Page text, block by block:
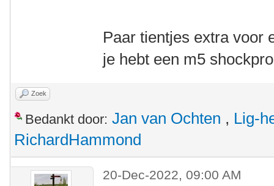
Paar tientjes extra voor
je hebt een m5
Zoek
Bedankt door: Jan van Ochten , Lig-
RichardHammond
20-Dec-2022, 09:00 AM